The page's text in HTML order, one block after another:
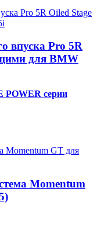
впуска Pro 5R
для BMW
POWER серии
Momentum